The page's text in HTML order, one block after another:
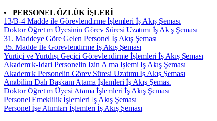
• PERSONEL ÖZLÜK İŞLERİ
13/B-4 Madde ile Görevlendirme İşlemleri İş Akış Şeması
Doktor Öğretim Üyesinin Görev Süresi Uzatımı İş Akış Şeması
31. Maddeye Göre Gelen Personel İş Akış Şeması
35. Madde İle Görevlendirme İş Akış Şeması
Yurtiçi ve Yurtdışı Geçici Görevlendirme İşlemleri İş Akış Şeması
Akademik-İdari Personelin İzin Alma İşlemi İş Akış Şeması
Akademik Personelin Görev Süresi Uzatımı İş Akış Şeması
Anabilim Dalı Başkanı Atama İşlemleri İş Akış Şeması
Doktor Öğretim Üyesi Atama İşlemleri İş Akış Şeması
Personel Emeklilik İşlemleri İş Akış Şeması
Personel İşe Alımları İşlemleri İş Akış Şeması